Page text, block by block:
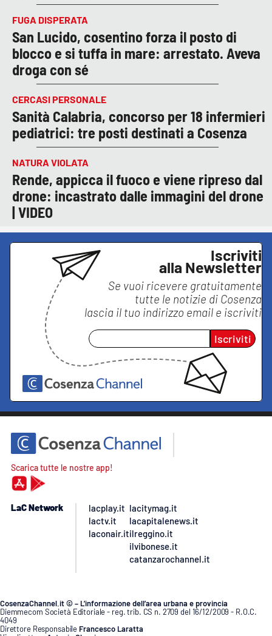
FUGA DISPERATA
San Lucido, cosentino forza il posto di
blocco e si tuffa in mare: arrestato. Aveva
droga con sé
CERCASI PERSONALE
Sanità Calabria, concorso per 18 infermieri
pediatrici: tre posti destinati a Cosenza
NATURA VIOLATA
Rende, appicca il fuoco e viene ripreso dal
drone: incastrato dalle immagini del drone
| VIDEO
Iscriviti
alla Newsletter
Se vuoi ricevere gratuitamente
tutte le notizie di Cosenza
lascia il tuo indirizzo email e iscriviti
Iscriviti
Scarica tutte le nostre app!
LaC Network
lacplay.it
lactv.it
laconair.it
lacitymag.it
lacapitalenews.it
ilreggino.it
ilvibonese.it
catanzarochannel.it
CosenzaChannel.it © – L’informazione dell’area urbana e provincia
Diemmecom Società Editoriale - reg. trib. CS n. 2709 del 16/12/2009 - R.O.C.
4049
Direttore Responsabile Francesco Laratta